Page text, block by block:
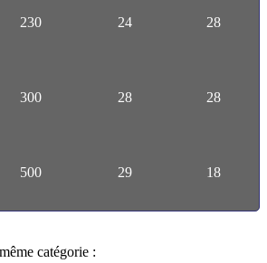
230 24 28
300 28 28
500 29 18
catégorie :